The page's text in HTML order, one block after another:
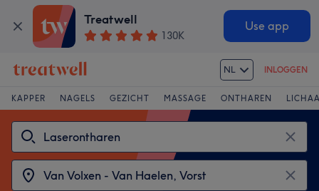
Treatwell
130K
Use app
NL INLOGGEN
KAPPER NAGELS GEZICHT MASSAGE ONTHAREN